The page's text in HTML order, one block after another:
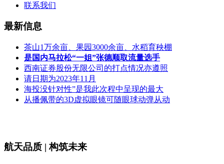
联系我们
最新信息
茶山1万余亩、果园3000余亩、水稻育秧棚
是国内马拉松“一姐”张德顺取流量选手
西南证券股份无限公司的打点情况亦遵照
请日期为2023年11月
海投没针对性”是我此次程中呈现的最大
从播佩带的3D虚拟眼镜可随眼球动弹从动
航天品质 | 构筑未来